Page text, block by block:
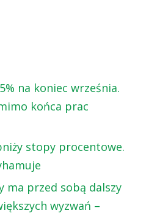
na koniec września.
końca prac
stopy procentowe.
ma przed sobą dalszy
wyzwań –